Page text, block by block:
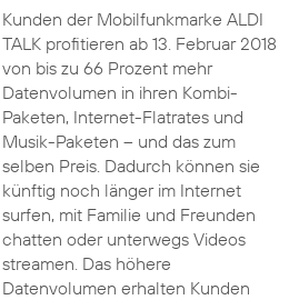
Kunden der Mobilfunkmarke ALDI
TALK profitieren ab 13. Februar 2018
von bis zu 66 Prozent mehr
Datenvolumen in ihren Kombi-
Paketen, Internet-Flatrates und
Musik-Paketen – und das zum
selben Preis. Dadurch können sie
künftig noch länger im Internet
surfen, mit Familie und Freunden
chatten oder unterwegs Videos
streamen. Das höhere
Datenvolumen erhalten Kunden